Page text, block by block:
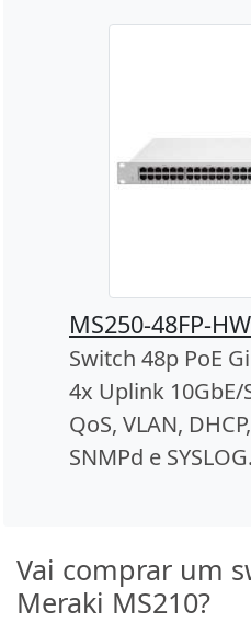
MS250-48FP-HW
Switch 48p PoE
4x Uplink 10GbE/
QoS, VLAN,
SNMPd e SYSLOG.
Vai comprar um
Meraki MS210?